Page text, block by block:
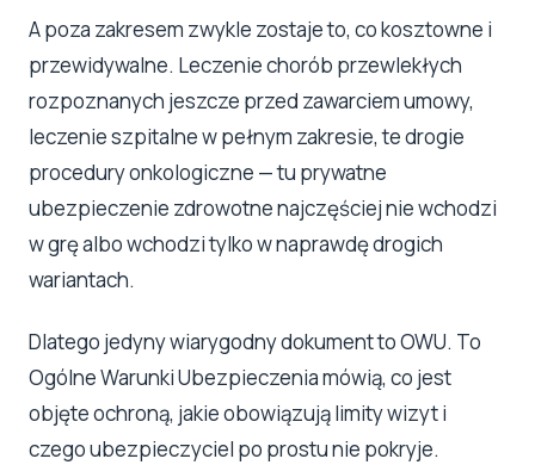
A poza zakresem zwykle zostaje to, co kosztowne i
przewidywalne. Leczenie chorób przewlekłych
rozpoznanych jeszcze przed zawarciem umowy,
leczenie szpitalne w pełnym zakresie, te drogie
procedury onkologiczne — tu prywatne
ubezpieczenie zdrowotne najczęściej nie wchodzi
w grę albo wchodzi tylko w naprawdę drogich
wariantach.
Dlatego jedyny wiarygodny dokument to OWU. To
Ogólne Warunki Ubezpieczenia mówią, co jest
objęte ochroną, jakie obowiązują limity wizyt i
czego ubezpieczyciel po prostu nie pokryje.